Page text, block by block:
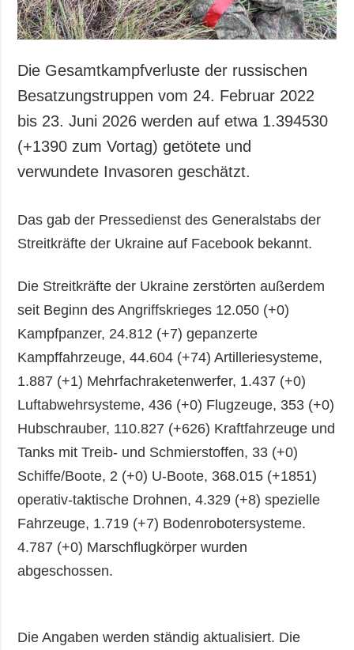
Die Gesamtkampfverluste der russischen
Besatzungstruppen vom 24. Februar 2022
bis 23. Juni 2026 werden auf etwa 1.394530
(+1390 zum Vortag) getötete und
verwundete Invasoren geschätzt.
Das gab der Pressedienst des Generalstabs der
Streitkräfte der Ukraine auf Facebook bekannt.
Die Streitkräfte der Ukraine zerstörten außerdem
seit Beginn des Angriffskrieges 12.050 (+0)
Kampfpanzer, 24.812 (+7) gepanzerte
Kampffahrzeuge, 44.604 (+74) Artilleriesysteme,
1.887 (+1) Mehrfachraketenwerfer, 1.437 (+0)
Luftabwehrsysteme, 436 (+0) Flugzeuge, 353 (+0)
Hubschrauber, 110.827 (+626) Kraftfahrzeuge und
Tanks mit Treib- und Schmierstoffen, 33 (+0)
Schiffe/Boote, 2 (+0) U-Boote, 368.015 (+1851)
operativ-taktische Drohnen, 4.329 (+8) spezielle
Fahrzeuge, 1.719 (+7) Bodenrobotersysteme.
4.787 (+0) Marschflugkörper wurden
abgeschossen.
Die Angaben werden ständig aktualisiert. Die